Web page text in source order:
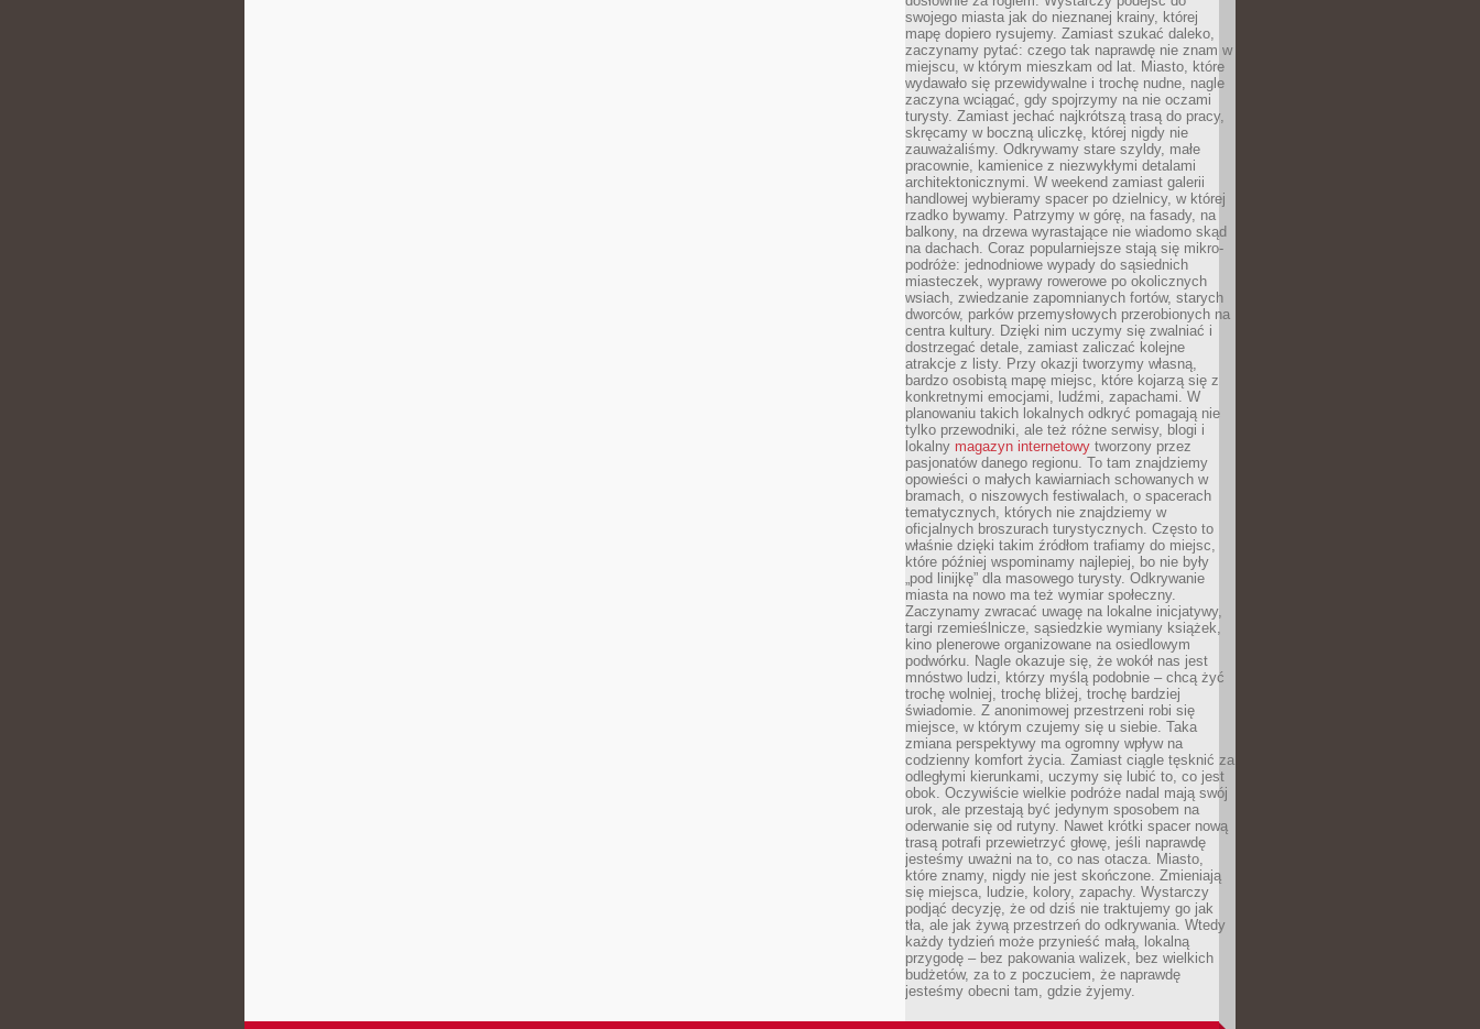
swojego miasta jak do nieznanej krainy, której
mapę dopiero rysujemy. Zamiast szukać daleko,
zaczynamy pytać: czego tak naprawdę nie znam w
miejscu, w którym mieszkam od lat. Miasto, które
wydawało się przewidywalne i trochę nudne, nagle
zaczyna wciągać, gdy spojrzymy na nie oczami
turysty. Zamiast jechać najkrótszą trasą do pracy,
skręcamy w boczną uliczkę, której nigdy nie
zauważaliśmy. Odkrywamy stare szyldy, małe
pracownie, kamienice z niezwykłymi detalami
architektonicznymi. W weekend zamiast galerii
handlowej wybieramy spacer po dzielnicy, w której
rzadko bywamy. Patrzymy w górę, na fasady, na
balkony, na drzewa wyrastające nie wiadomo skąd
na dachach. Coraz popularniejsze stają się mikro-
podróże: jednodniowe wypady do sąsiednich
miasteczek, wyprawy rowerowe po okolicznych
wsiach, zwiedzanie zapomnianych fortów, starych
dworców, parków przemysłowych przerobionych na
centra kultury. Dzięki nim uczymy się zwalniać i
dostrzegać detale, zamiast zaliczać kolejne
atrakcje z listy. Przy okazji tworzymy własną,
bardzo osobistą mapę miejsc, które kojarzą się z
konkretnymi emocjami, ludźmi, zapachami. W
planowaniu takich lokalnych odkryć pomagają nie
tylko przewodniki, ale też różne serwisy, blogi i
lokalny magazyn internetowy tworzony przez
pasjonatów danego regionu. To tam znajdziemy
opowieści o małych kawiarniach schowanych w
bramach, o niszowych festiwalach, o spacerach
tematycznych, których nie znajdziemy w
oficjalnych broszurach turystycznych. Często to
właśnie dzięki takim źródłom trafiamy do miejsc,
które później wspominamy najlepiej, bo nie były
„pod linijkę” dla masowego turysty. Odkrywanie
miasta na nowo ma też wymiar społeczny.
Zaczynamy zwracać uwagę na lokalne inicjatywy,
targi rzemieślnicze, sąsiedzkie wymiany książek,
kino plenerowe organizowane na osiedlowym
podwórku. Nagle okazuje się, że wokół nas jest
mnóstwo ludzi, którzy myślą podobnie – chcą żyć
trochę wolniej, trochę bliżej, trochę bardziej
świadomie. Z anonimowej przestrzeni robi się
miejsce, w którym czujemy się u siebie. Taka
zmiana perspektywy ma ogromny wpływ na
codzienny komfort życia. Zamiast ciągle tęsknić za
odległymi kierunkami, uczymy się lubić to, co jest
obok. Oczywiście wielkie podróże nadal mają swój
urok, ale przestają być jedynym sposobem na
oderwanie się od rutyny. Nawet krótki spacer nową
trasą potrafi przewietrzyć głowę, jeśli naprawdę
jesteśmy uważni na to, co nas otacza. Miasto,
które znamy, nigdy nie jest skończone. Zmieniają
się miejsca, ludzie, kolory, zapachy. Wystarczy
podjąć decyzję, że od dziś nie traktujemy go jak
tła, ale jak żywą przestrzeń do odkrywania. Wtedy
każdy tydzień może przynieść małą, lokalną
przygodę – bez pakowania walizek, bez wielkich
budżetów, za to z poczuciem, że naprawdę
jesteśmy obecni tam, gdzie żyjemy.